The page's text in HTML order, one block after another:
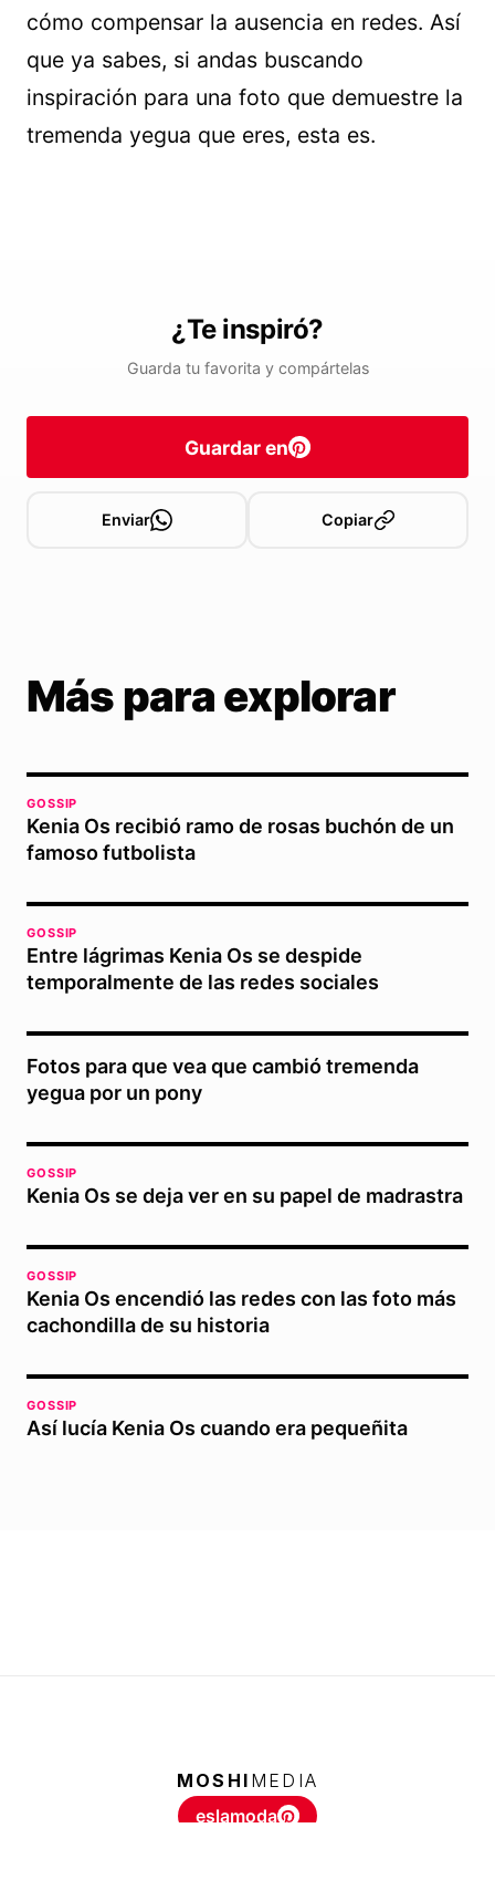
cómo compensar la ausencia en redes. Así
que ya sabes, si andas buscando
inspiración para una foto que demuestre la
tremenda yegua que eres, esta es.
¿Te inspiró?
Guarda tu favorita y compártelas
Guardar en
Enviar Copiar
Más para explorar
GOSSIP
Kenia Os recibió ramo de rosas buchón de un
famoso futbolista
GOSSIP
Entre lágrimas Kenia Os se despide
temporalmente de las redes sociales
Fotos para que vea que cambió tremenda
yegua por un pony
GOSSIP
Kenia Os se deja ver en su papel de madrastra
GOSSIP
Kenia Os encendió las redes con las foto más
cachondilla de su historia
GOSSIP
Así lucía Kenia Os cuando era pequeñita
MOSHI MEDIA
eslamoda